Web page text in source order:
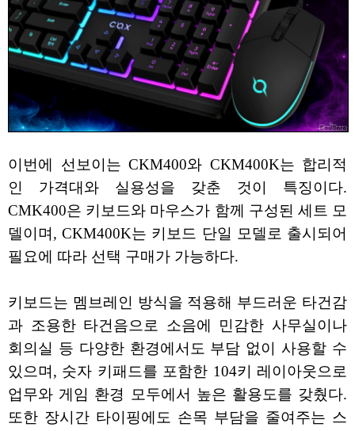
이번에 선보이는 CKM400와 CKM400K는 합리적
인 가격대와 실용성을 갖춘 것이 특징이다.
CMK400은 키보드와 마우스가 함께 구성된 세트 모
델이며, CKM400K는 키보드 단일 모델로 출시되어
필요에 따라 선택 구매가 가능하다.
키보드는 멤브레인 방식을 적용해 부드러운 타건감
과 조용한 타건음으로 소음에 민감한 사무실이나
회의실 등 다양한 환경에서도 부담 없이 사용할 수
있으며, 숫자 키패드를 포함한 104키 레이아웃으로
업무와 게임 환경 모두에서 높은 활용도를 갖췄다.
또한 장시간 타이핑에도 손목 부담을 줄여주는 스